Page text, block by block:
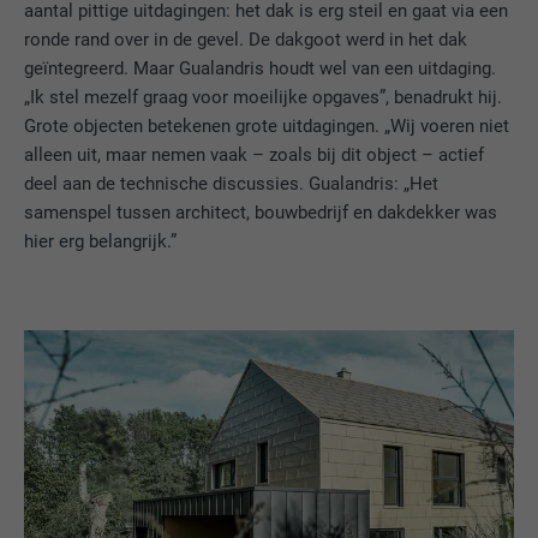
aantal pittige uitdagingen: het dak is erg steil en gaat via een
ronde rand over in de gevel. De dakgoot werd in het dak
geïntegreerd. Maar Gualandris houdt wel van een uitdaging.
„Ik stel mezelf graag voor moeilijke opgaves”, benadrukt hij.
Grote objecten betekenen grote uitdagingen. „Wij voeren niet
alleen uit, maar nemen vaak – zoals bij dit object – actief
deel aan de technische discussies. Gualandris: „Het
samenspel tussen architect, bouwbedrijf en dakdekker was
hier erg belangrijk.”
DOEL
cookie moet worden opgeslagen, zodat de
tool weet welke cookiegroepen de
gebruiker heeft geaccepteerd.
AANBIEDER Google Analytics
VERVALTIJD 1 dag
DOEL
Wordt door Google Analytics gebruikt om
de hoeveelheid aanvragen te beperken.
NAAM _gid
VERVALTIJD
DOEL
Registreert een eenduidige ID, die gebruikt
wordt om statistische gegevens te
genereren m.b.t. het gebruik van de
website door de bezoeker.
VERVALTIJD 6 maanden
DOEL
Deze cookie bevat een eenduidige ID
waarmee uw voorkeursinstellingen en
andere informatie worden opgeslagen, in
het bijzonder uw voorkeurstaal, het aantal
zoekresultaten dat per website moet
worden weergegeven (bijv. 10 of 20) en of
NAAM
AANBIEDER ads.linkedin.com
VERVALTIJD Sessie
Slaat de door de gebruiker geselecteerde